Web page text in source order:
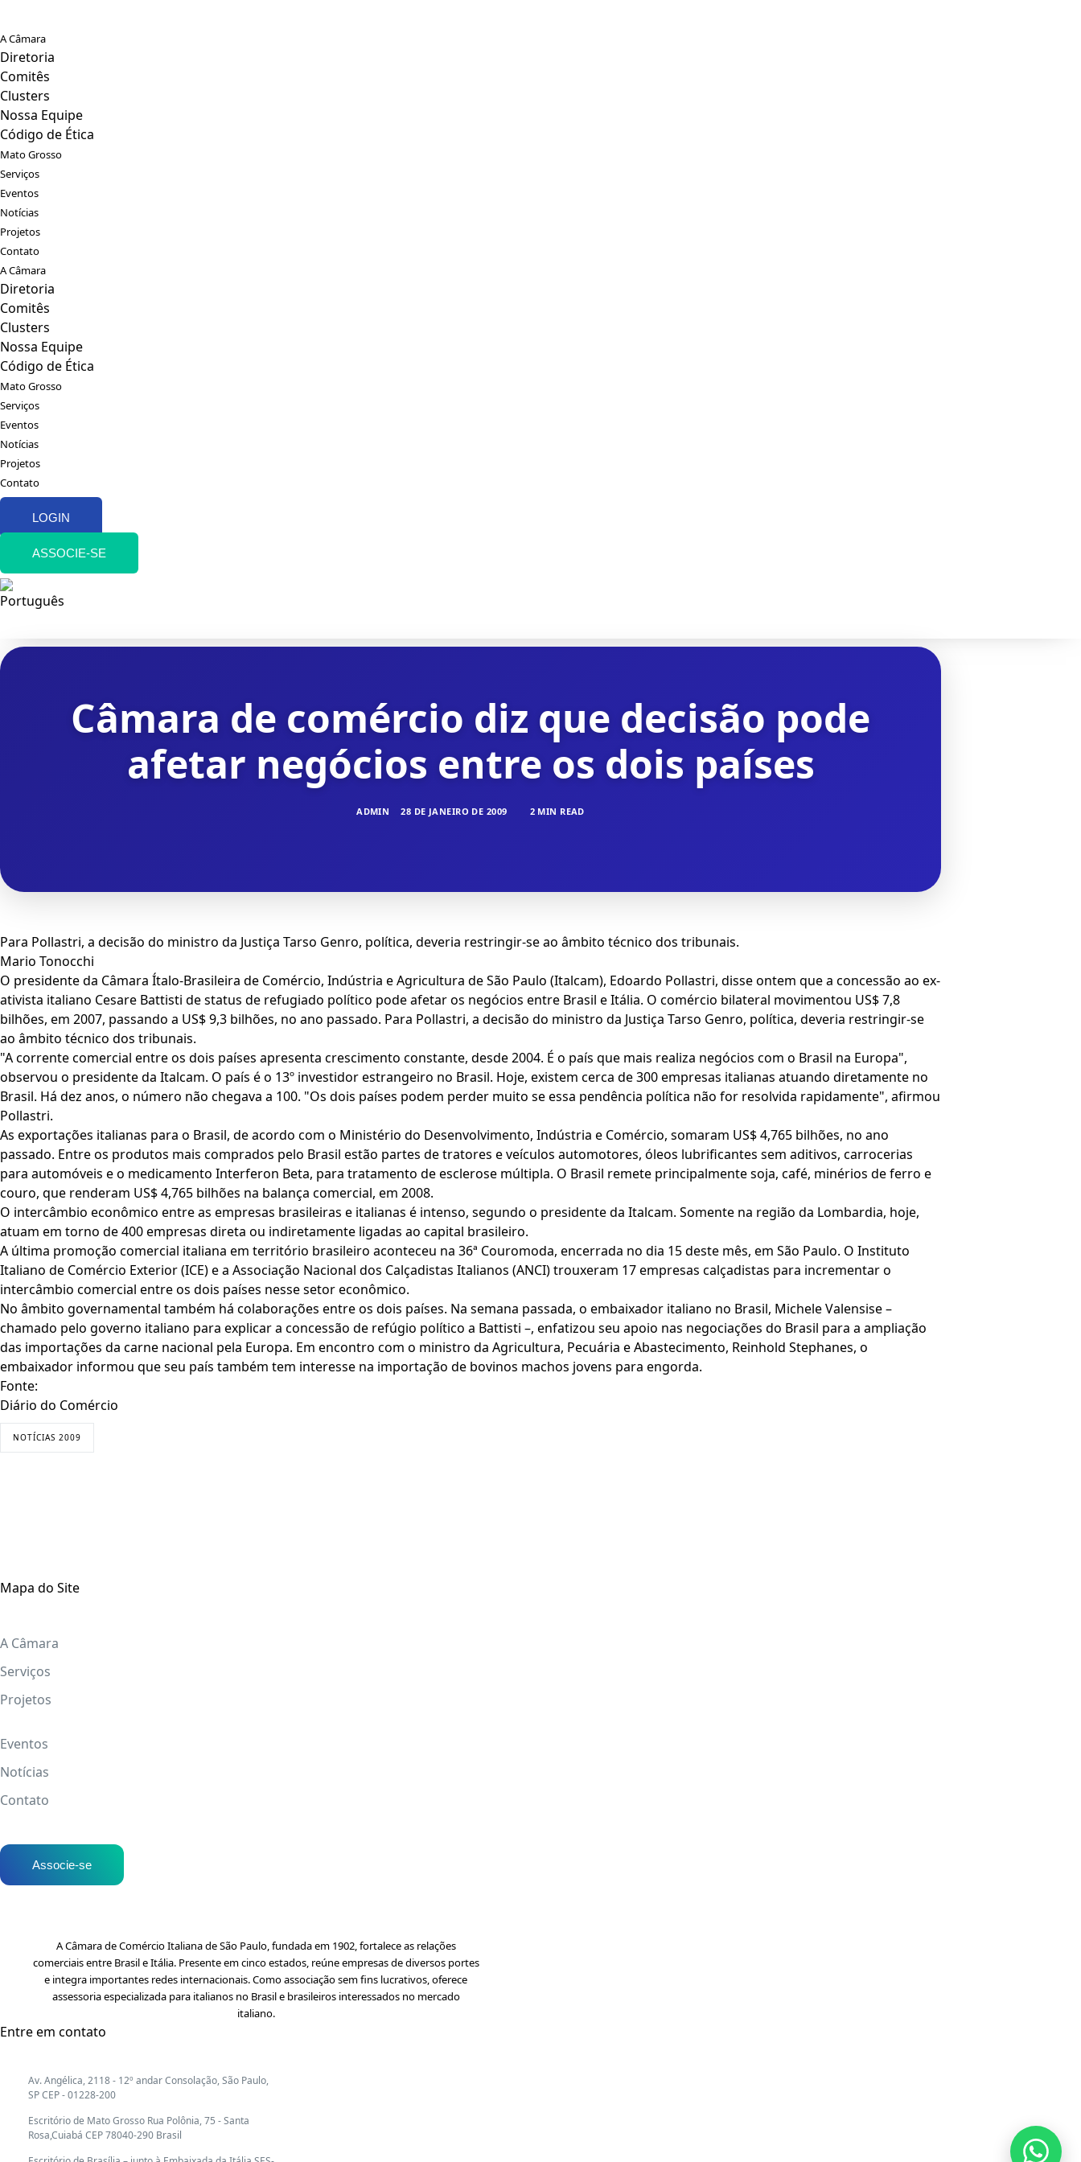
A Câmara
Diretoria
Comitês
Clusters
Nossa Equipe
Código de Ética
Mato Grosso
Serviços
Eventos
Notícias
Projetos
Contato
A Câmara
Diretoria
Comitês
Clusters
Nossa Equipe
Código de Ética
Mato Grosso
Serviços
Eventos
Notícias
Projetos
Contato
LOGIN
ASSOCIE-SE
Câmara de comércio diz que decisão pode
afetar negócios entre os dois países
ADMIN 28 DE JANEIRO DE 2009 2 MIN READ
Para Pollastri, a decisão do ministro da Justiça Tarso Genro, política, deveria restringir-se ao âmbito técnico dos tribunais.
Mario Tonocchi
O presidente da Câmara Ítalo-Brasileira de Comércio, Indústria e Agricultura de São Paulo (Italcam), Edoardo Pollastri, disse ontem que a concessão ao ex-
ativista italiano Cesare Battisti de status de refugiado político pode afetar os negócios entre Brasil e Itália. O comércio bilateral movimentou US$ 7,8
bilhões, em 2007, passando a US$ 9,3 bilhões, no ano passado. Para Pollastri, a decisão do ministro da Justiça Tarso Genro, política, deveria restringir-se
ao âmbito técnico dos tribunais.
"A corrente comercial entre os dois países apresenta crescimento constante, desde 2004. É o país que mais realiza negócios com o Brasil na Europa",
observou o presidente da Italcam. O país é o 13º investidor estrangeiro no Brasil. Hoje, existem cerca de 300 empresas italianas atuando diretamente no
Brasil. Há dez anos, o número não chegava a 100. "Os dois países podem perder muito se essa pendência política não for resolvida rapidamente", afirmou
Pollastri.
As exportações italianas para o Brasil, de acordo com o Ministério do Desenvolvimento, Indústria e Comércio, somaram US$ 4,765 bilhões, no ano
passado. Entre os produtos mais comprados pelo Brasil estão partes de tratores e veículos automotores, óleos lubrificantes sem aditivos, carrocerias
para automóveis e o medicamento Interferon Beta, para tratamento de esclerose múltipla. O Brasil remete principalmente soja, café, minérios de ferro e
couro, que renderam US$ 4,765 bilhões na balança comercial, em 2008.
O intercâmbio econômico entre as empresas brasileiras e italianas é intenso, segundo o presidente da Italcam. Somente na região da Lombardia, hoje,
atuam em torno de 400 empresas direta ou indiretamente ligadas ao capital brasileiro.
A última promoção comercial italiana em território brasileiro aconteceu na 36ª Couromoda, encerrada no dia 15 deste mês, em São Paulo. O Instituto
Italiano de Comércio Exterior (ICE) e a Associação Nacional dos Calçadistas Italianos (ANCI) trouxeram 17 empresas calçadistas para incrementar o
intercâmbio comercial entre os dois países nesse setor econômico.
No âmbito governamental também há colaborações entre os dois países. Na semana passada, o embaixador italiano no Brasil, Michele Valensise –
chamado pelo governo italiano para explicar a concessão de refúgio político a Battisti –, enfatizou seu apoio nas negociações do Brasil para a ampliação
das importações da carne nacional pela Europa. Em encontro com o ministro da Agricultura, Pecuária e Abastecimento, Reinhold Stephanes, o
embaixador informou que seu país também tem interesse na importação de bovinos machos jovens para engorda.
Fonte:
Diário do Comércio
NOTÍCIAS 2009
Mapa do Site
A Câmara
Serviços
Projetos
Eventos
Notícias
Contato
Associe-se
A Câmara de Comércio Italiana de São Paulo, fundada em 1902, fortalece as relações
comerciais entre Brasil e Itália. Presente em cinco estados, reúne empresas de diversos portes
e integra importantes redes internacionais. Como associação sem fins lucrativos, oferece
assessoria especializada para italianos no Brasil e brasileiros interessados no mercado
italiano.
Entre em contato
Av. Angélica, 2118 - 12º andar Consolação, São Paulo,
SP CEP - 01228-200
Escritório de Mato Grosso Rua Polônia, 75 - Santa
Rosa,Cuiabá CEP 78040-290 Brasil